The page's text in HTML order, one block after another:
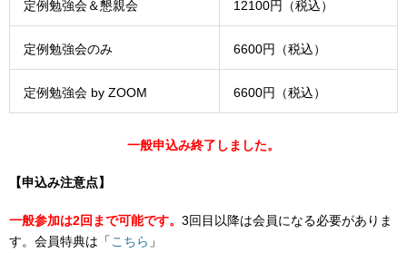
定例勉強会＆懇親会 12100円（税込）
定例勉強会のみ 6600円（税込）
定例勉強会 by ZOOM 6600円（税込）
一般申込み終了しました。
【申込み注意点】
一般参加は2回まで可能です。 3回目以降は会員になる必要がありま
す。会員特典は「 こちら 」